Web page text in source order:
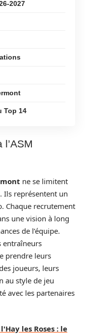
2027
Top 14
ne se limitent
Ils représentent un
Chaque recrutement
une vision à long
de l’équipe.
entraîneurs
prendre leurs
joueurs, leurs
au style de jeu
avec les partenaires
les Roses : le